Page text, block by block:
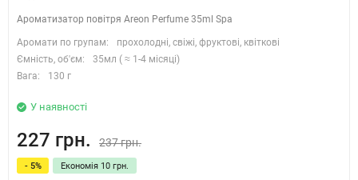
Ароматизатор повітря Areon Perfume 35ml Spa
Аромати по групам:
прохолодні, свіжі, фруктові, квіткові
Ємність, об'єм:
35мл ( ≈ 1-4 місяці)
Вага:
130 г
У наявності
227 грн. 237 грн.
- 5% Економія 10 грн.